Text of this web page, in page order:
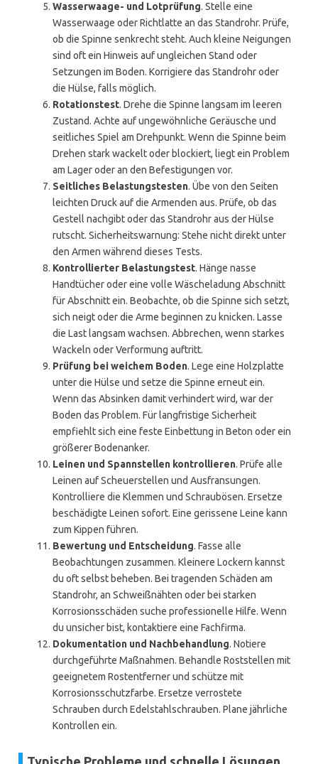
Wasserwaage- und Lotprüfung. Stelle eine
Wasserwaage oder Richtlatte an das Standrohr. Prüfe,
ob die Spinne senkrecht steht. Auch kleine Neigungen
sind oft ein Hinweis auf ungleichen Stand oder
Setzungen im Boden. Korrigiere das Standrohr oder
die Hülse, falls möglich.
Rotationstest. Drehe die Spinne langsam im leeren
Zustand. Achte auf ungewöhnliche Geräusche und
seitliches Spiel am Drehpunkt. Wenn die Spinne beim
Drehen stark wackelt oder blockiert, liegt ein Problem
am Lager oder an den Befestigungen vor.
Seitliches Belastungstesten. Übe von den Seiten
leichten Druck auf die Armenden aus. Prüfe, ob das
Gestell nachgibt oder das Standrohr aus der Hülse
rutscht. Sicherheitswarnung: Stehe nicht direkt unter
den Armen während dieses Tests.
Kontrollierter Belastungstest. Hänge nasse
Handtücher oder eine volle Wäscheladung Abschnitt
für Abschnitt ein. Beobachte, ob die Spinne sich setzt,
sich neigt oder die Arme beginnen zu knicken. Lasse
die Last langsam wachsen. Abbrechen, wenn starkes
Wackeln oder Verformung auftritt.
Prüfung bei weichem Boden. Lege eine Holzplatte
unter die Hülse und setze die Spinne erneut ein.
Wenn das Absinken damit verhindert wird, war der
Boden das Problem. Für langfristige Sicherheit
empfiehlt sich eine feste Einbettung in Beton oder ein
größerer Bodenanker.
Leinen und Spannstellen kontrollieren. Prüfe alle
Leinen auf Scheuerstellen und Ausfransungen.
Kontrolliere die Klemmen und Schraubösen. Ersetze
beschädigte Leinen sofort. Eine gerissene Leine kann
zum Kippen führen.
Bewertung und Entscheidung. Fasse alle
Beobachtungen zusammen. Kleinere Lockern kannst
du oft selbst beheben. Bei tragenden Schäden am
Standrohr, an Schweißnähten oder bei starken
Korrosionsschäden suche professionelle Hilfe. Wenn
du unsicher bist, kontaktiere eine Fachfirma.
Dokumentation und Nachbehandlung. Notiere
durchgeführte Maßnahmen. Behandle Roststellen mit
geeignetem Rostentferner und schütze mit
Korrosionsschutzfarbe. Ersetze verrostete
Schrauben durch Edelstahlschrauben. Plane jährliche
Kontrollen ein.
Typische Probleme und schnelle Lösungen